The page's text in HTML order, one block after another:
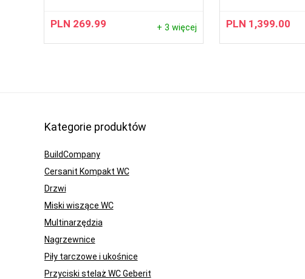
PLN 269.99 + 3 więcej PLN 1,399.00
Kategorie produktów
BuildCompany
Cersanit Kompakt WC
Drzwi
Miski wiszące WC
Multinarzędzia
Nagrzewnice
Piły tarczowe i ukośnice
Przyciski stelaż WC Geberit